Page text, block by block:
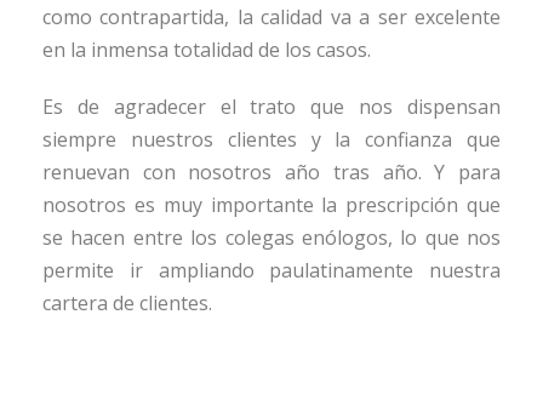
como contrapartida, la calidad va a ser excelente
en la inmensa totalidad de los casos.
Es de agradecer el trato que nos dispensan
siempre nuestros clientes y la confianza que
renuevan con nosotros año tras año. Y para
nosotros es muy importante la prescripción que
se hacen entre los colegas enólogos, lo que nos
permite ir ampliando paulatinamente nuestra
cartera de clientes.